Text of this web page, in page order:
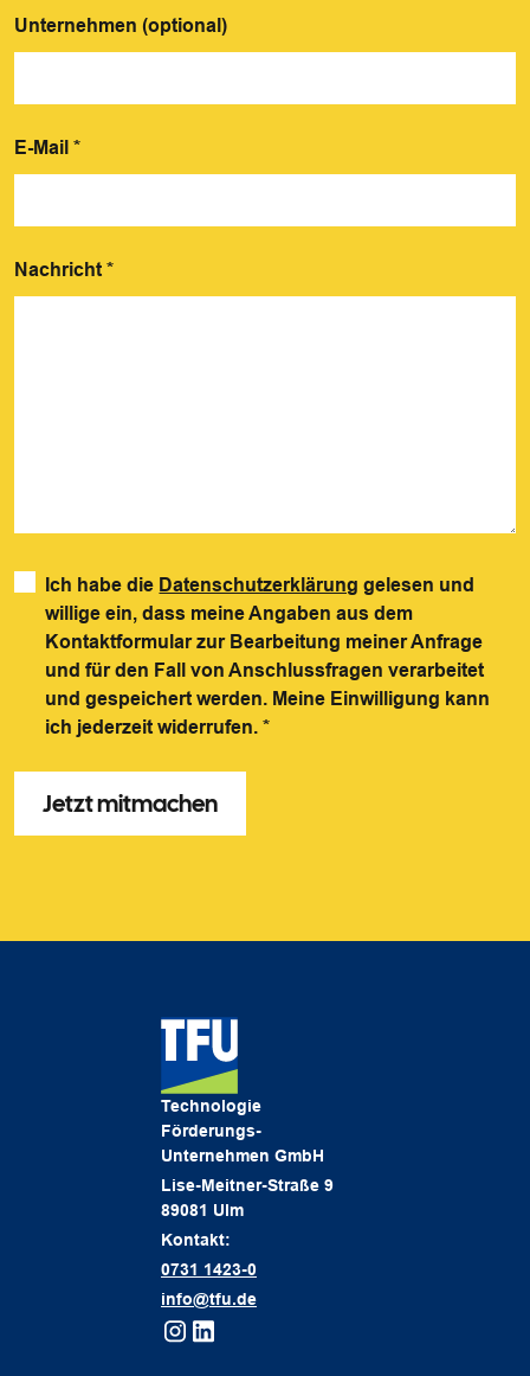
Unternehmen (optional)
E-Mail *
Nachricht *
Ich habe die Datenschutzerklärung gelesen und
willige ein, dass meine Angaben aus dem
Kontaktformular zur Bearbeitung meiner Anfrage
und für den Fall von Anschlussfragen verarbeitet
und gespeichert werden. Meine Einwilligung kann
ich jederzeit widerrufen.*
Technologie
Förderungs-
Unternehmen GmbH
Lise-Meitner-Straße 9
89081 Ulm
Kontakt:
0731 1423-0
info@tfu.de